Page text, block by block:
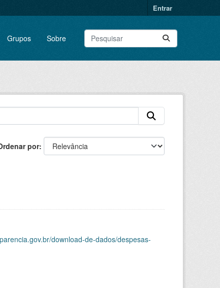
Entrar
Grupos Sobre
por
download-de-dados/despesas-